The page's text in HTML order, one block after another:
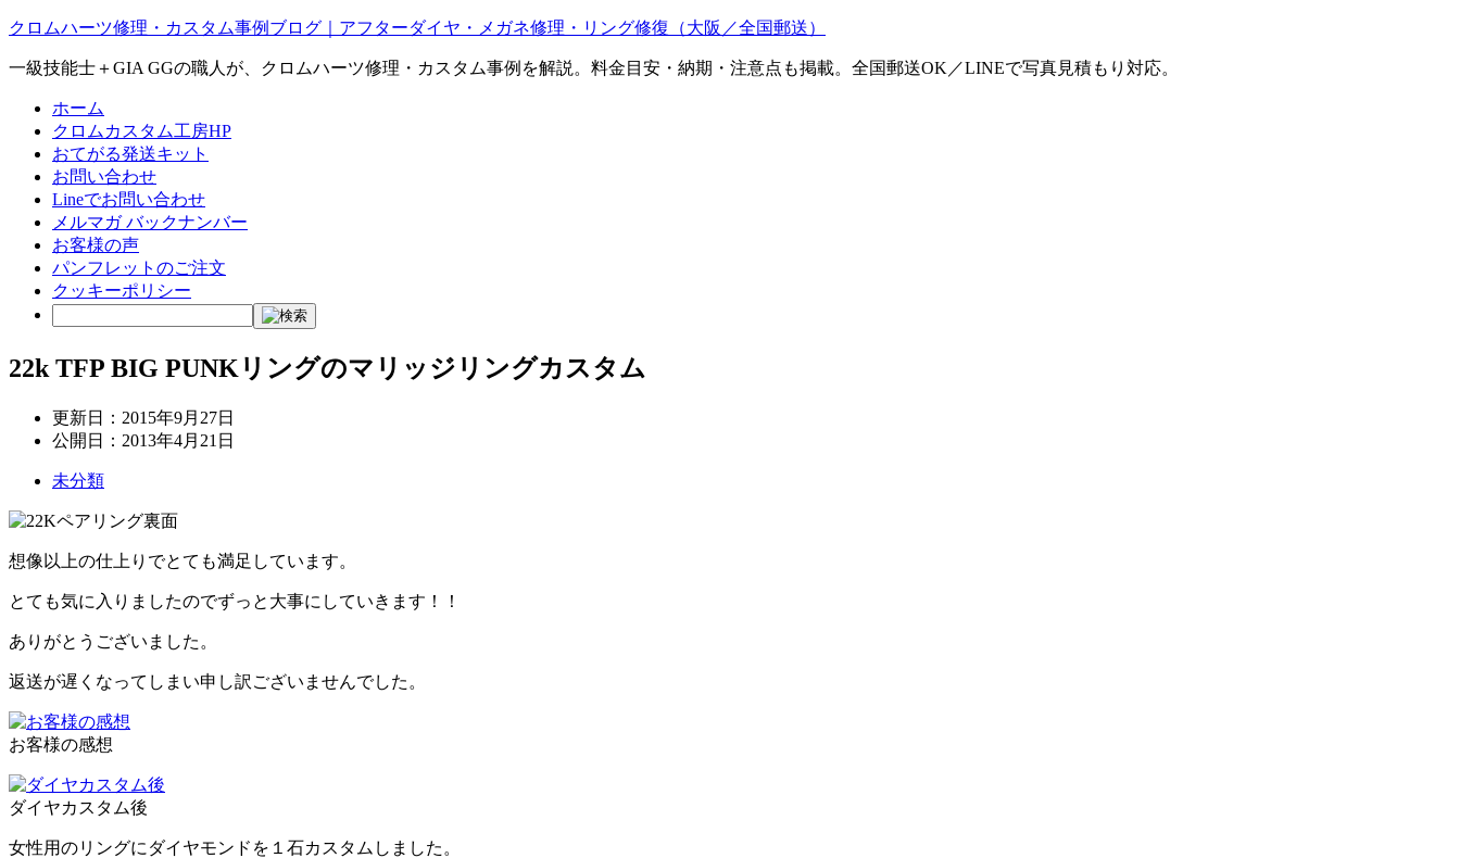
クロムハーツ修理・カスタム事例ブログ｜アフターダイヤ・メガネ修理・リング修復（大阪／全国郵送）
一級技能士＋GIA GGの職人が、クロムハーツ修理・カスタム事例を解説。料金目安・納期・注意点も掲載。全国郵送OK／LINEで写真見積もり対応。
ホーム
クロムカスタム工房HP
おてがる発送キット
お問い合わせ
Lineでお問い合わせ
メルマガ バックナンバー
お客様の声
パンフレットのご注文
クッキーポリシー
22k TFP BIG PUNKリングのマリッジリングカスタム
更新日： 2015年9月27日
公開日： 2013年4月21日
未分類
想像以上の仕上りでとても満足しています。
とても気に入りましたのでずっと大事にしていきます！！
ありがとうございました。
返送が遅くなってしまい申し訳ございませんでした。
お客様の感想
ダイヤカスタム後
女性用のリングにダイヤモンドを１石カスタムしました。